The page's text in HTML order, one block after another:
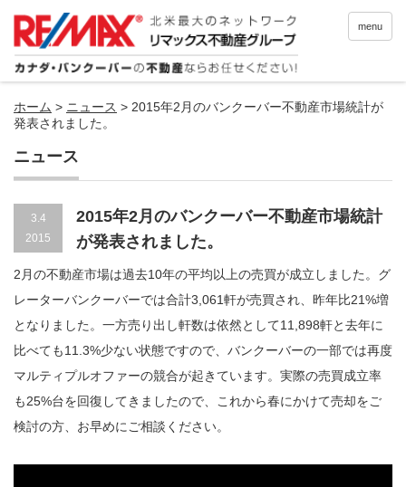
menu
ホーム > ニュース > 2015年2月のバンクーバー不動産市場統計が
発表されました。
ニュース
3.4
2015
2015年2月のバンクーバー不動産市場統計
が発表されました。
2月の不動産市場は過去10年の平均以上の売買が成立しました。グ
レーターバンクーバーでは合計3,061軒が売買され、昨年比21%増
となりました。一方売り出し軒数は依然として11,898軒と去年に
比べても11.3%少ない状態ですので、バンクーバーの一部では再度
マルティプルオファーの競合が起きています。実際の売買成立率
も25%台を回復してきましたので、これから春にかけて売却をご
検討の方、お早めにご相談ください。